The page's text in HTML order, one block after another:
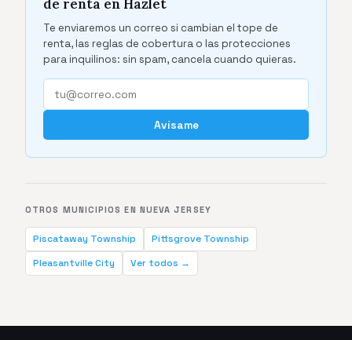
de renta en Hazlet
Te enviaremos un correo si cambian el tope de
renta, las reglas de cobertura o las protecciones
para inquilinos: sin spam, cancela cuando quieras.
Avísame
OTROS MUNICIPIOS EN NUEVA JERSEY
Piscataway Township
Pittsgrove Township
Pleasantville City
Ver todos →